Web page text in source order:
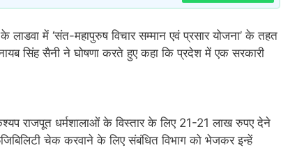
में ‘संत-महापुरुष विचार सम्मान एवं प्रसार योजना’ के तहत
सिंह सैनी ने घोषणा करते हुए कहा कि प्रदेश में एक सरकारी
राजपूत धर्मशालाओं के विस्तार के लिए 21-21 लाख रुपए देने
चेक करवाने के लिए संबंधित विभाग को भेजकर इन्हें